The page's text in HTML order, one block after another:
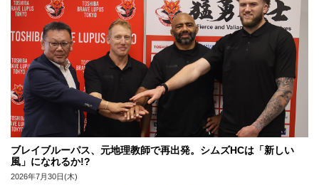
ブレイブルーパス、元地理教師で再出発。シムズHCは「新しい
風」になれるか!?
2026年7月30日(木)